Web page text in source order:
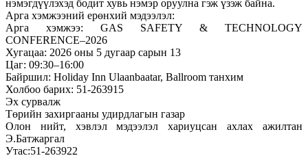
нэмэгдүүлэхэд бодит хувь нэмэр оруулна гэж үзэж байна.
Арга хэмжээний ерөнхий мэдээлэл:
Арга хэмжээ: GAS SAFETY & TECHNOLOGY
CONFERENCE–2026
Хугацаа: 2026 оны 5 дугаар сарын 13
Цаг: 09:30–16:00
Байршил: Holiday Inn Ulaanbaatar, Ballroom танхим
Холбоо барих: 51-263915
Эх сурвалж
Төрийн захиргааны удирдлагын газар
Олон нийт, хэвлэл мэдээлэл хариуцсан ахлах ажилтан
Э.Батжаргал
Утас:51-263922